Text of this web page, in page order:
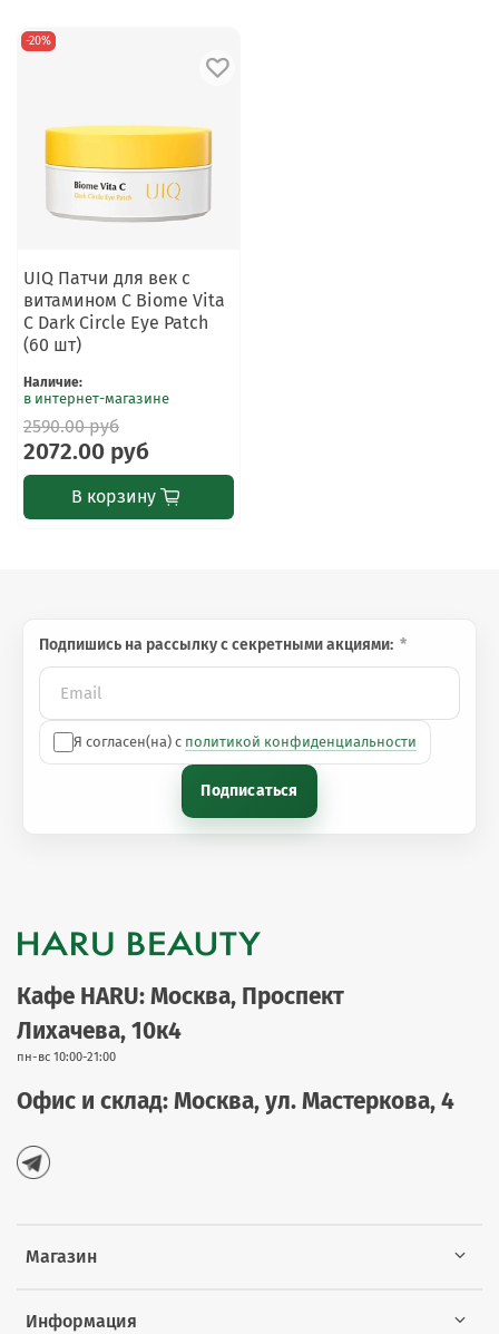
-20%
UIQ Патчи для век с
витамином С Biome Vita
C Dark Circle Eye Patch
(60 шт)
Наличие:
в интернет-магазине
2590.00 руб
2072.00 руб
В корзину
Подпишись на рассылку с секретными акциями:
Я согласен(на) с политикой конфиденциальности
Подписаться
Магазин
Информация
Кафе HARU: Москва, Проспект
Лихачева, 10к4
пн-вс 10:00-21:00
Офис и склад: Москва, ул. Мастеркова, 4